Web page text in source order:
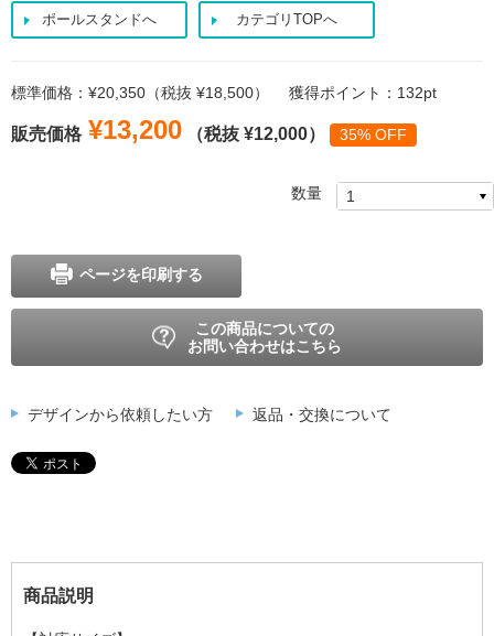
ポールスタンドへ カテゴリTOPへ
標準価格：¥20,350（税抜 ¥18,500） 獲得ポイント：132pt
販売価格 ¥13,200 （税抜 ¥12,000） 35% OFF
数量
ページを印刷する
この商品についての
お問い合わせはこちら
デザインから依頼したい方 返品・交換について
商品説明